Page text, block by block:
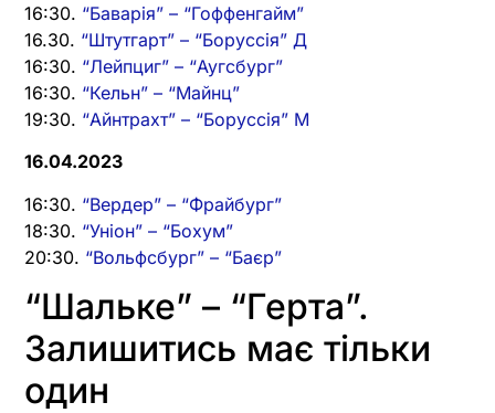
16:30. “Баварія” – “Гоффенгайм”
16.30. “Штутгарт” – “Боруссія” Д
16:30. “Лейпциг” – “Аугсбург”
16:30. “Кельн” – “Майнц”
19:30. “Айнтрахт” – “Боруссія” М
16.04.2023
16:30. “Вердер” – “Фрайбург”
18:30. “Уніон” – “Бохум”
20:30. “Вольфсбург” – “Баєр”
“Шальке” – “Герта”.
Залишитись має тільки
один